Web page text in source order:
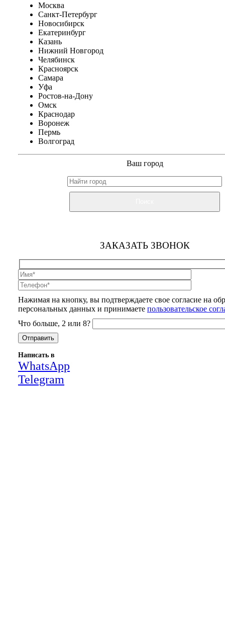
Москва
Санкт-Петербург
Новосибирск
Екатеринбург
Казань
Нижний Новгород
Челябинск
Красноярск
Самара
Уфа
Ростов-на-Дону
Омск
Краснодар
Воронеж
Пермь
Волгоград
Ваш город
ЗАКАЗАТЬ ЗВОНОК
Нажимая на кнопку, вы подтверждаете свое согласие на
персональных данных и принимаете пользовательское
Что больше, 2 или 8?
Написать в
WhatsApp
Telegram